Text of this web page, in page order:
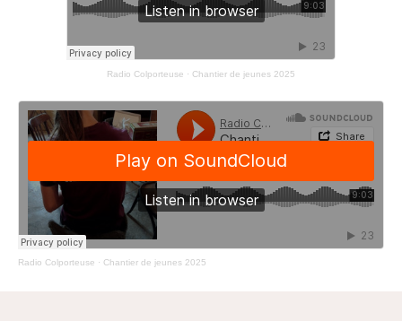
Radio Colporteuse · Chantier de jeunes 2025
Radio Colporteuse · Chantier de jeunes 2025